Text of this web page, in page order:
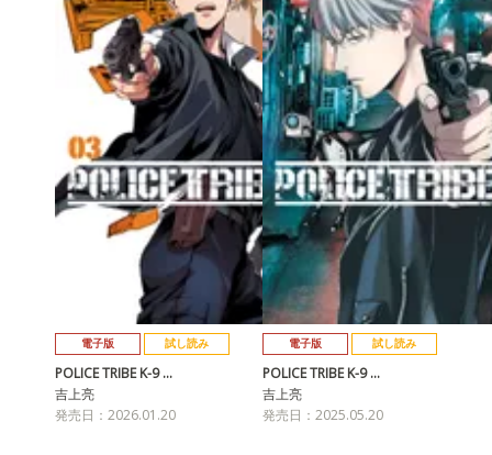
電子版 試し読み
POLICE TRIBE K-9 …
吉上亮
発売日：2026.01.20
電子版 試し読み
POLICE TRIBE K-9 …
吉上亮
発売日：2025.05.20